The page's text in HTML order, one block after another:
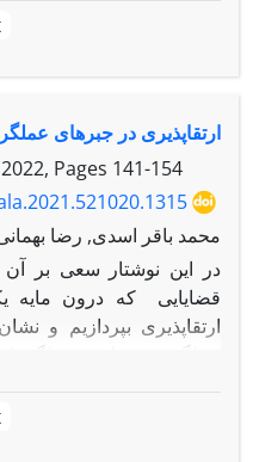
ارتقاپذیری در جبرهای
Pages 141-154
محمد باقر اسدی, رضا
در این نوشتار سعی بر آن
قضایایی که درون مایه
ارتقاپذیری بپردازیم و
عملگری و نظریه عملگرها
می‌پردازیم و به وجود